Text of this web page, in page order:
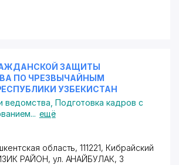
ЗАЩИТЫ
ПО ЧРЕЗВЫЧАЙНЫМ
УЗБЕКИСТАН
ведомства Подготовка кадров с
... ещё
область, 111221, Кибрайский
РАЙОН, ул. АНАЙБУЛАК, 3